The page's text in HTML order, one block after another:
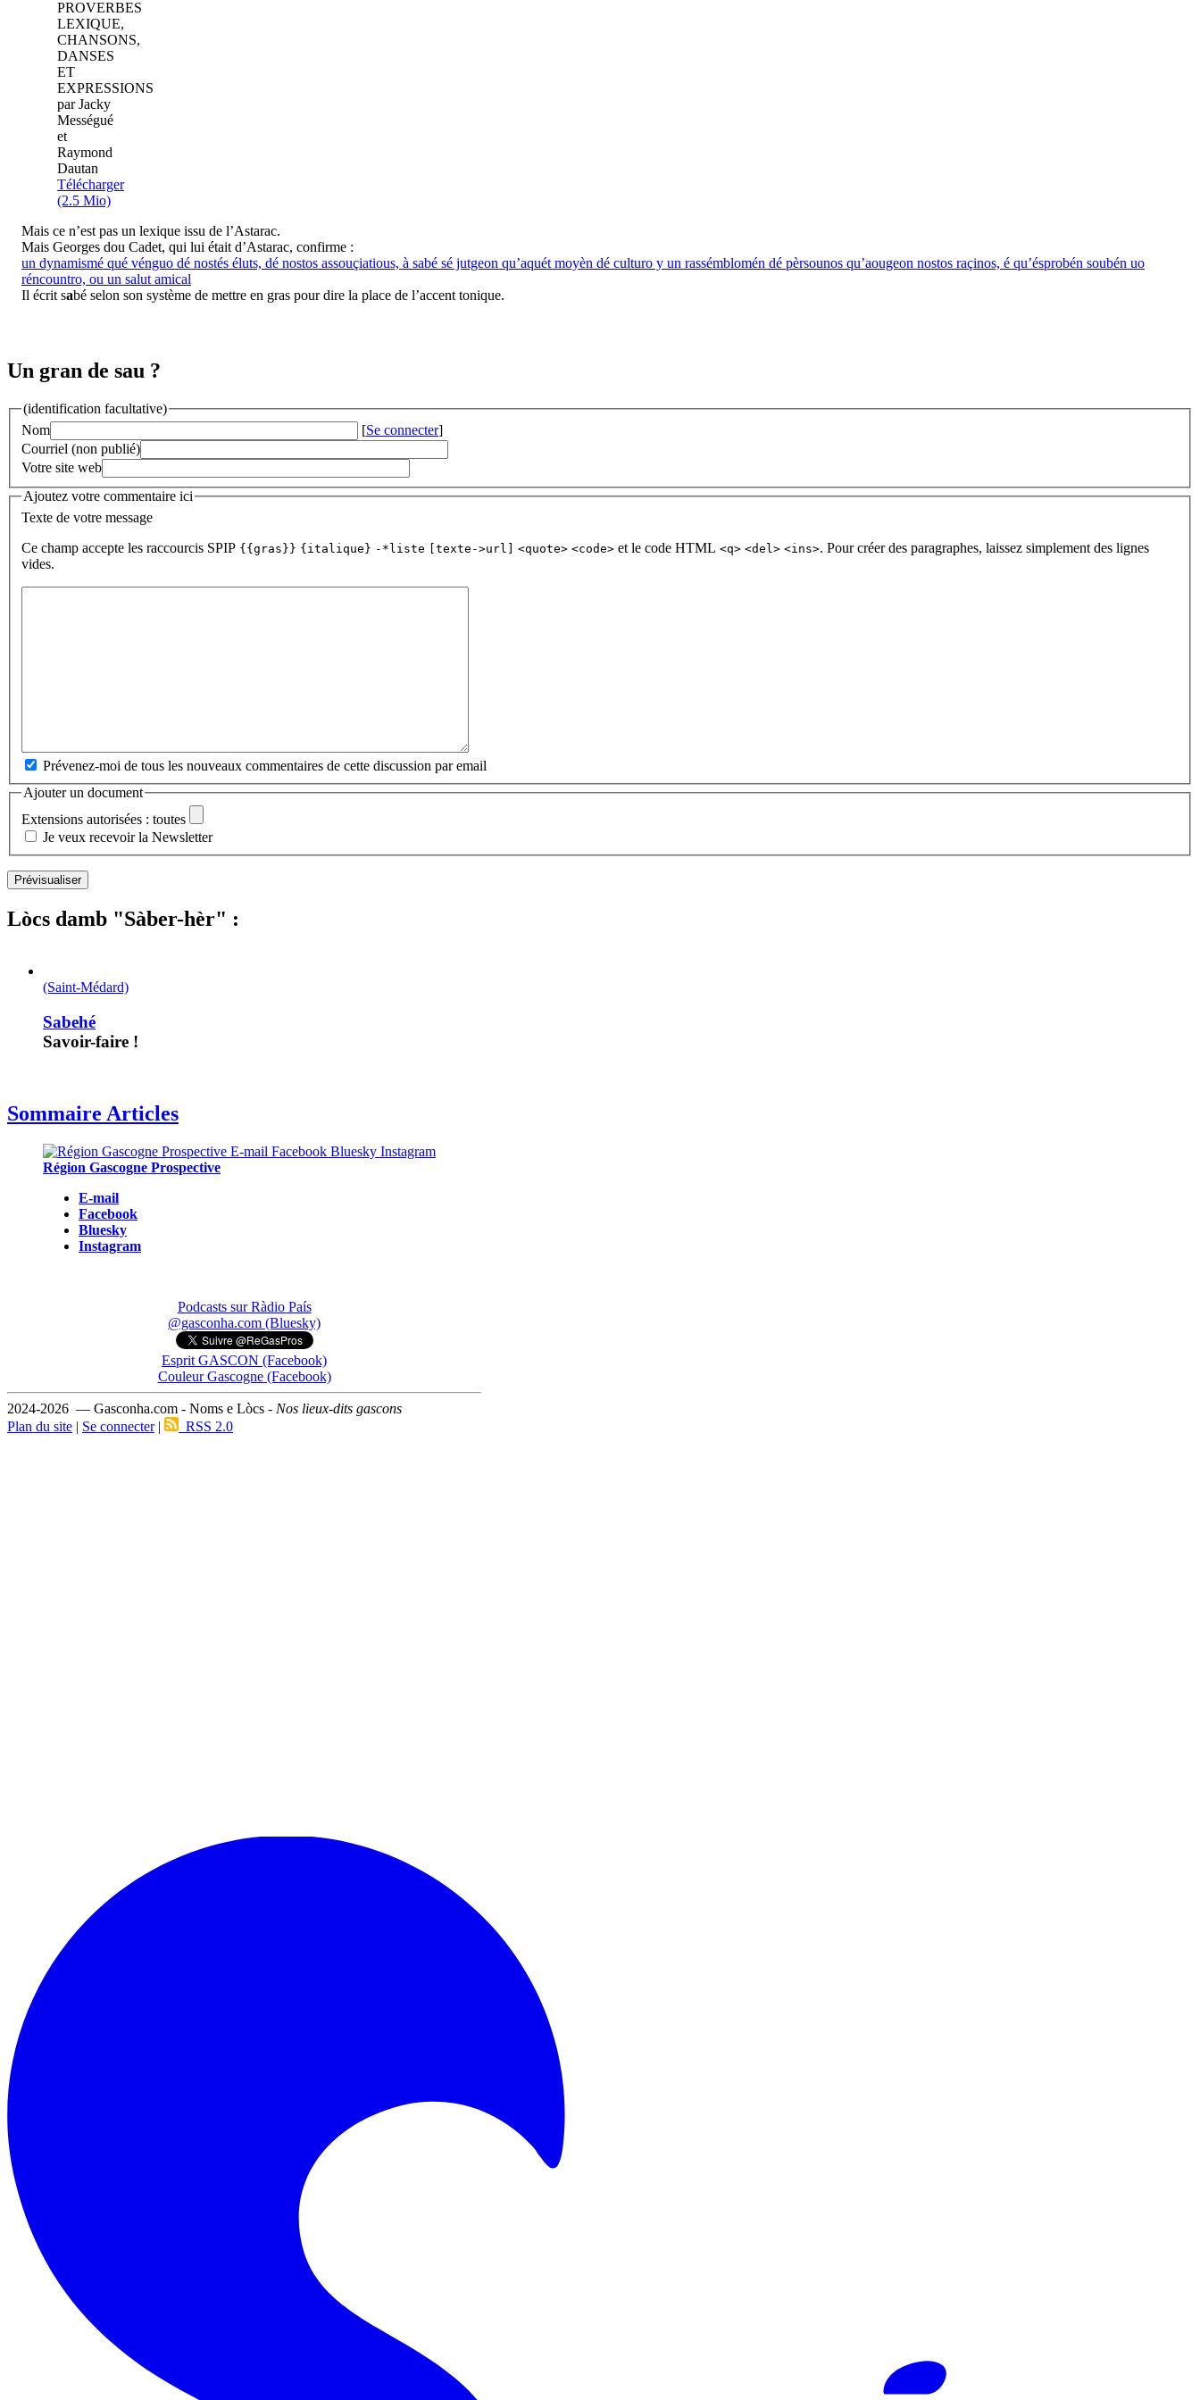
PROVERBES
LEXIQUE,
CHANSONS,
DANSES
ET
EXPRESSIONS
par Jacky
Mességué
et
Raymond
Dautan
Télécharger
(2.5 Mio)
Mais ce n’est pas un lexique issu de l’Astarac.
Mais Georges dou Cadet, qui lui était d’Astarac, confirme :
un dynamismé qué vénguo dé nostés éluts, dé nostos assouçiatious, à sabé sé jutgeon qu’aquét moyèn dé culturo y un rassémblomén dé pèrsounos qu’aougeon nostos raçinos, é qu’ésprobén soubén uo
réncountro, ou un salut amical
Il écrit sabé selon son système de mettre en gras pour dire la place de l’accent tonique.
Un gran de sau ?
(identification facultative)
Nom
[Se connecter]
Courriel (non publié)
Votre site web
Ajoutez votre commentaire ici
Texte de votre message
Ce champ accepte les raccourcis SPIP {{gras}} {italique} -*liste [texte->url] <quote> <code> et le code HTML <q> <del> <ins>. Pour créer des paragraphes, laissez simplement des lignes
vides.
Prévenez-moi de tous les nouveaux commentaires de cette discussion par email
Ajouter un document
Extensions autorisées : toutes
Je veux recevoir la Newsletter
Lòcs damb "Sàber-hèr" :
(Saint-Médard)
Sabehé
Savoir-faire !
Sommaire Articles
Région Gascogne Prospective
E-mail
Facebook
Bluesky
Instagram
Podcasts sur Ràdio País
@gasconha.com (Bluesky)
Esprit GASCON (Facebook)
Couleur Gascogne (Facebook)
2024-2026 — Gasconha.com - Noms e Lòcs - Nos lieux-dits gascons
Plan du site | Se connecter| RSS 2.0